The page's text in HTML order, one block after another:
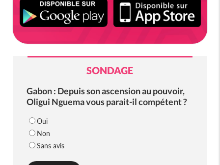
SONDAGE
Gabon : Depuis son ascension au pouvoir,
Oligui Nguema vous parait-il compétent ?
Oui
Non
Sans avis